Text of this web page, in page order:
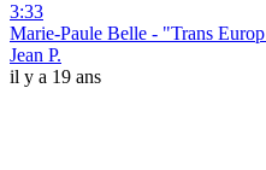
3:33
Marie-Paule Belle - "Trans
Jean P.
il y a 19 ans